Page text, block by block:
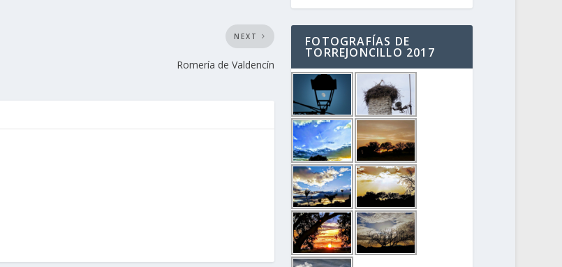
NEXT
Romería de Valdencín
FOTOGRAFÍAS DE
TORREJONCILLO 2017